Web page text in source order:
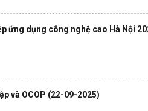
ứng dụng công nghệ cao Hà Nội
và OCOP (22-09-2025)